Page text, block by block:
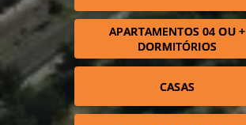
APARTAMENTOS 04 OU +
DORMITÓRIOS
CASAS